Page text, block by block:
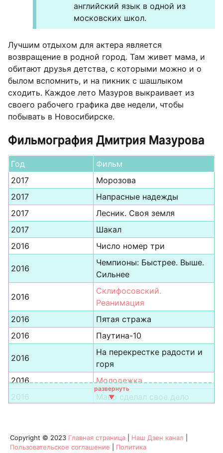
английский язык в одной из
московских школ.
Лучшим отдыхом для актера является
возвращение в родной город. Там живет мама, и
обитают друзья детства, с которыми можно и о
былом вспомнить, и на пикник с шашлыком
сходить. Каждое лето Мазуров выкраивает из
своего рабочего графика две недели, чтобы
побывать в Новосибирске.
Фильмография Дмитрия Мазурова
Год
Фильм
2017
Морозова
2017
Напрасные надежды
2017
Лесник. Своя земля
2017
Шакал
2016
Число номер три
2016
Чемпионы: Быстрее. Выше.
Сильнее
2016
Склифосовский.
Реанимация
2016
Пятая стража
2016
Паутина-10
2016
На перекрестке радости и
горя
2016
Молодежка
Мавр сделал свое дело
2016
Вероника не хочет умирать
Copyright © 2023 Главная страница Наш Дзен канал
Пользовательское соглашение
Политика